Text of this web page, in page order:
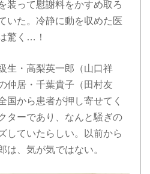
装って慰謝料をかすめ取ろ
いた。冷静に動を収めた医
驚く…！
生・高梨英一郎（山口祥
仲居・千葉貴子（田村友
国から患者が押し寄せてく
ターであり、なんと騒ぎの
していたらしい。以前から
は、気が気ではない。